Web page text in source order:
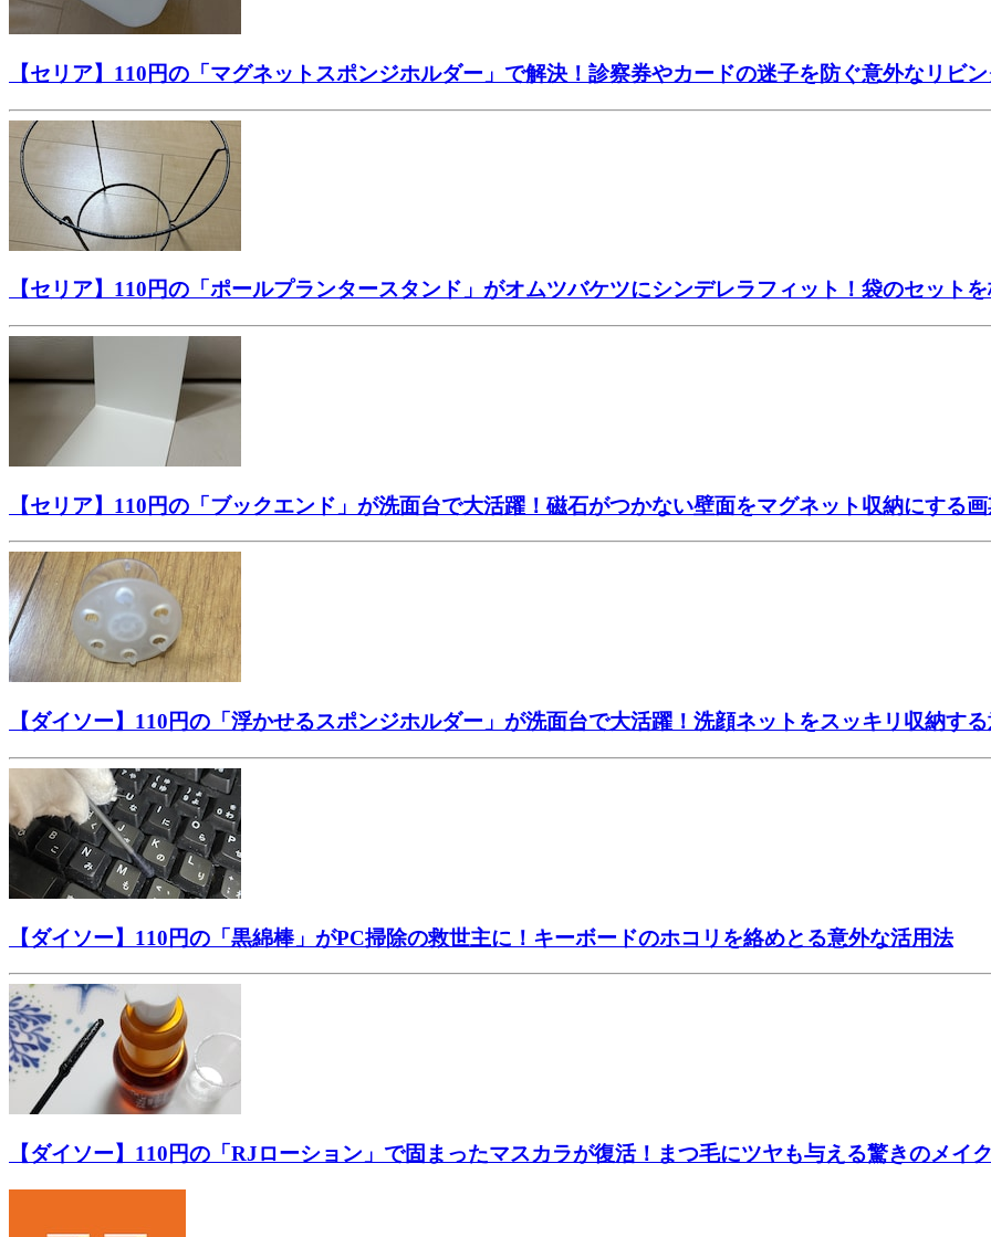
【セリア】110円の「マグネットスポンジホルダー」で解決！診察券やカードの迷子を防ぐ意外なリビ
【セリア】110円の「ポールプランタースタンド」がオムツバケツにシンデレラフィット！袋のセット
【セリア】110円の「ブックエンド」が洗面台で大活躍！磁石がつかない壁面をマグネット収納にする
【ダイソー】110円の「浮かせるスポンジホルダー」が洗面台で大活躍！洗顔ネットをスッキリ収納す
【ダイソー】110円の「黒綿棒」がPC掃除の救世主に！キーボードのホコリを絡めとる意外な活用法
【ダイソー】110円の「RJローション」で固まったマスカラが復活！まつ毛にツヤも与える驚きのメイ